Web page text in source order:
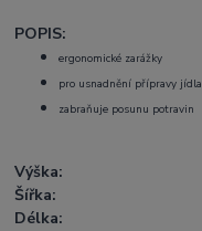
POPIS:
ergonomické zarážky
pro usnadnění přípravy jídla
zabraňuje posunu potravin
Výška:
Šířka:
Délka: